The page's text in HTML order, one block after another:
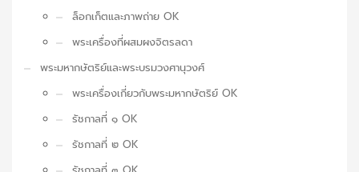
ล็อกเก็ตและภาพถ่าย OK
พระเครื่องที่ผสมผงจิตรลดา
พระมหากษัตริย์และพระบรมวงศานุวงศ์
พระเครื่องเกี่ยวกับพระมหากษัตริย์ OK
รัชกาลที่ ๑ OK
รัชกาลที่ ๒ OK